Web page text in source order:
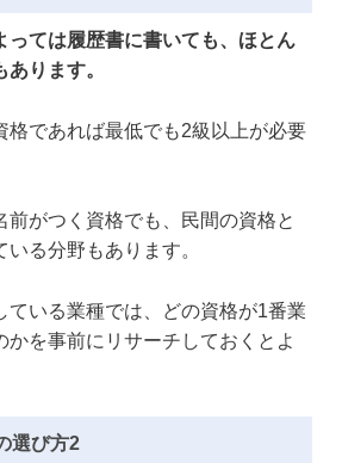
っては履歴書に書いても、ほとん
ります。
格であれば最低でも2級以上が必要
前がつく資格でも、民間の資格と
る分野もあります。
ている業種では、どの資格が1番業
かを事前にリサーチしておくとよ
選び方2